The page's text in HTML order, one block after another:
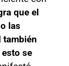
que el
las
también
se